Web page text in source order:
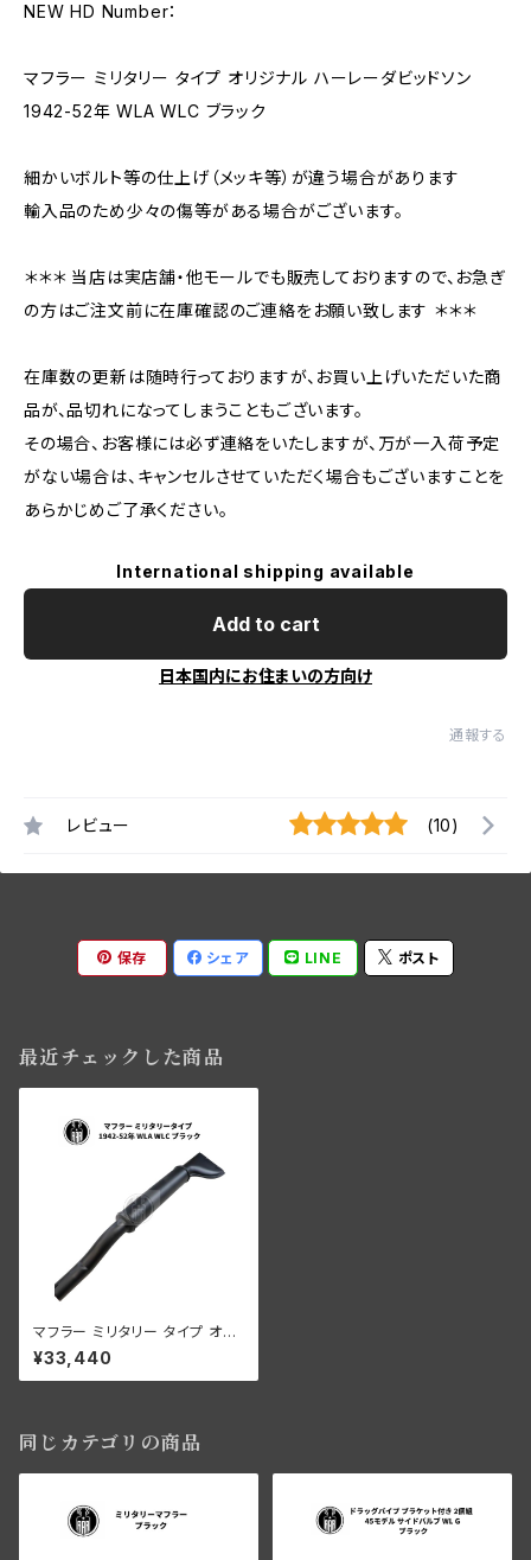
NEW HD Number：
マフラー ミリタリー タイプ オリジナル ハーレーダビッドソン
1942-52年 WLA WLC ブラック
細かいボルト等の仕上げ（メッキ等）が違う場合があります
輸入品のため少々の傷等がある場合がございます。
＊＊＊ 当店は実店舗・他モールでも販売しておりますので、お急ぎ
の方はご注文前に在庫確認のご連絡をお願い致します ＊＊＊
在庫数の更新は随時行っておりますが、お買い上げいただいた商
品が、品切れになってしまうこともございます。
その場合、お客様には必ず連絡をいたしますが、万が一入荷予定
がない場合は、キャンセルさせていただく場合もございますことを
あらかじめご了承ください。
International shipping available
Add to cart
日本国内にお住まいの方向け
通報する
レビュー (10)
保存 シェア LINE ポスト
最近チェックした商品
マフラー ミリタリー タイプ オリ
ジナル 1942-52年 WLA/WLC
ブラック
¥33,440
同じカテゴリの商品